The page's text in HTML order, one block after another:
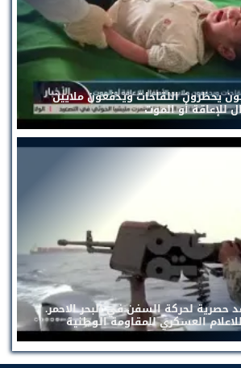
يحظرون اللقاحات ويدفعون ملايين
للإعاقة أو الموت
حصرية لحركة السفن في البحر الاحمر.
العسكري للمقاومة الوطنية